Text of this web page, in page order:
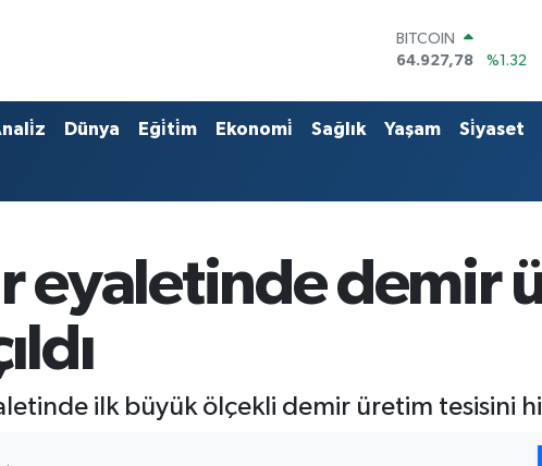
DOLAR
55,0398
%-0.02
GRAM ALTIN
13.703
%11
Dünya Eği̇ti̇m Ekonomi̇ Sağlık Yaşam Si̇yaset
eyaletinde demir
ilk büyük ölçekli demir üretim tesisini